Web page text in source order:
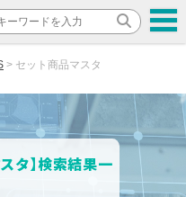
セット商品マスタ
タ】検索結果一